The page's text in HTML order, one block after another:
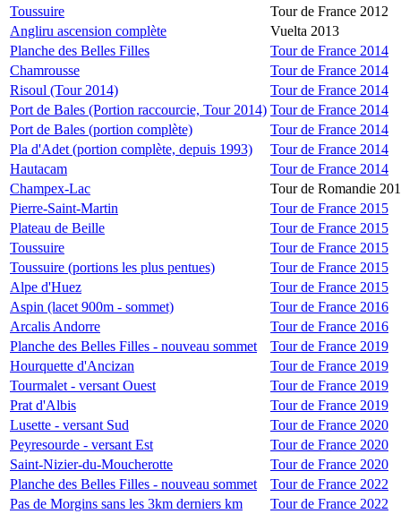
Toussuire
Tour de France 2012
Angliru ascension complète
Vuelta 2013
Planche des Belles Filles
Tour de France 2014
Chamrousse
Tour de France 2014
Risoul (Tour 2014)
Tour de France 2014
Port de Bales (Portion raccourcie, Tour 2014) Tour de France 2014
Port de Bales (portion complète)
Tour de France 2014
Pla d'Adet (portion complète, depuis 1993)
Tour de France 2014
Hautacam
Tour de France 2014
Champex-Lac
Tour de Romandie
Pierre-Saint-Martin
Tour de France 2015
Plateau de Beille
Tour de France 2015
Toussuire
Tour de France 2015
Toussuire (portions les plus pentues)
Tour de France 2015
Alpe d'Huez
Tour de France 2015
Aspin (lacet 900m - sommet)
Tour de France 2016
Arcalis Andorre
Tour de France 2016
Planche des Belles Filles - nouveau sommet
Tour de France 2019
Hourquette d'Ancizan
Tour de France 2019
Tourmalet - versant Ouest
Tour de France 2019
Prat d'Albis
Tour de France 2019
Lusette - versant Sud
Tour de France 2020
Peyresourde - versant Est
Tour de France 2020
Saint-Nizier-du-Moucherotte
Tour de France 2020
Planche des Belles Filles - nouveau sommet
Tour de France 2022
Pas de Morgins sans les 3km derniers km
Tour de France 2022